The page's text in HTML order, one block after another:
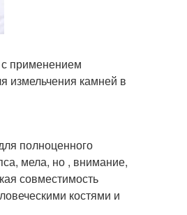
применением
измельчения камней в
полноценного
мела, но , внимание,
совместимость
костями и